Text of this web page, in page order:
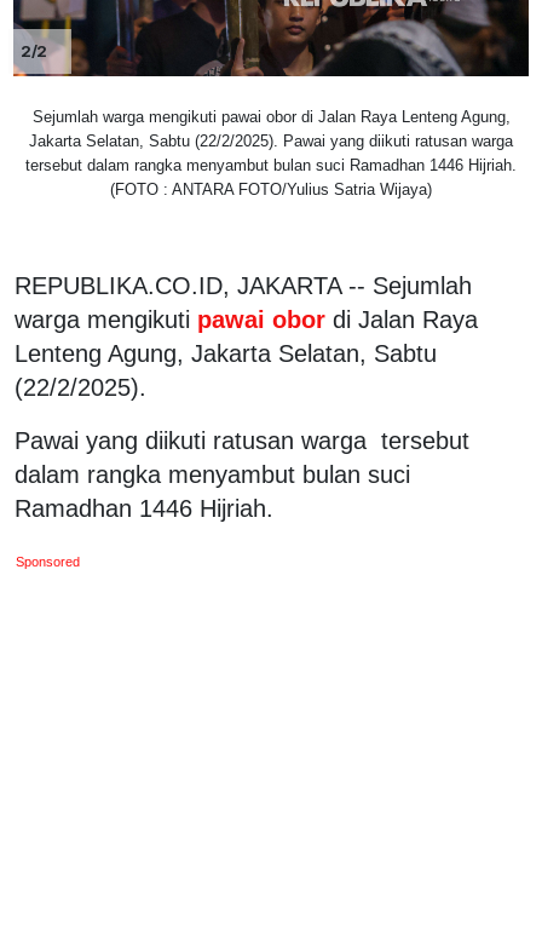
2/2
Sejumlah warga mengikuti pawai obor di Jalan Raya Lenteng Agung,
Jakarta Selatan, Sabtu (22/2/2025). Pawai yang diikuti ratusan warga
tersebut dalam rangka menyambut bulan suci Ramadhan 1446 Hijriah.
(FOTO : ANTARA FOTO/Yulius Satria Wijaya)
REPUBLIKA.CO.ID, JAKARTA -- Sejumlah
warga mengikuti pawai obor di Jalan Raya
Lenteng Agung, Jakarta Selatan, Sabtu
(22/2/2025).
Pawai yang diikuti ratusan warga tersebut
dalam rangka menyambut bulan suci
Ramadhan 1446 Hijriah.
Sponsored